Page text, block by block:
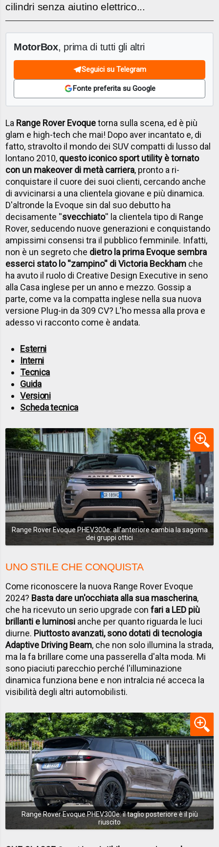
cilindri senza aiutino elettrico...
MotorBox, prima di tutti gli altri
Seguici su Telegram
Fonte preferita su Google
La Range Rover Evoquetorna sulla scena, ed è più
glam e high-tech che mai! Dopo aver incantato e, di
fatto, stravolto il mondo dei SUV compatti di lusso dal
lontano 2010, questo iconico sport utility è tornato
con un makeover di metà carriera, pronto a ri-
conquistare il cuore dei suoi clienti, cercando anche
di avvicinarsi a una clientela giovane e più dinamica.
D'altronde la Evoque sin dal suo debutto ha
decisamente ''svecchiato'' la clientela tipo di Range
Rover, seducendo nuove generazioni e conquistando
ampissimi consensi tra il pubblico femminile. Infatti,
non è un segreto che dietro la prima Evoque sembra
esserci stato lo ''zampino'' di Victoria Beckham che
ha avuto il ruolo di Creative Design Executive in seno
alla Casa inglese per un anno e mezzo. Gossip a
parte, come va la compatta inglese nella sua nuova
versione Plug-in da 309 CV? L'ho messa alla prova e
adesso vi racconto come è andata.
Esterni
Interni
Tecnica
Guida
Versioni
Scheda tecnica
Range Rover Evoque PHEV300e: all'anteriore cambia la sagoma
dei gruppi ottici
UNO STILE CHE CONQUISTA
Come riconoscere la nuova Range Rover Evoque
2024? Basta dare un'occhiata alla sua mascherina,
che ha ricevuto un serio upgrade confari a LED più
brillanti e luminosi anche per quanto riguarda le luci
diurne. Piuttosto avanzati, sono dotati di tecnologia
Adaptive Driving Beam, che non solo illumina la strada,
ma la fa brillare come una passerella d'alta moda. Mi
sono piaciuti parecchio perché l'illuminazione
dinamica funziona bene e non intralcia né acceca la
visibilità degli altri automobilisti.
Range Rover Evoque PHEV300e: il taglio posteriore è il più
riuscito